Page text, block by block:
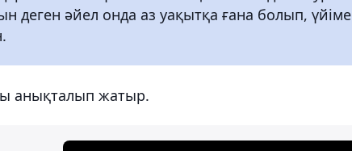
деген әйел онда аз уақытқа ғана болып, үйіме
анықталып жатыр.